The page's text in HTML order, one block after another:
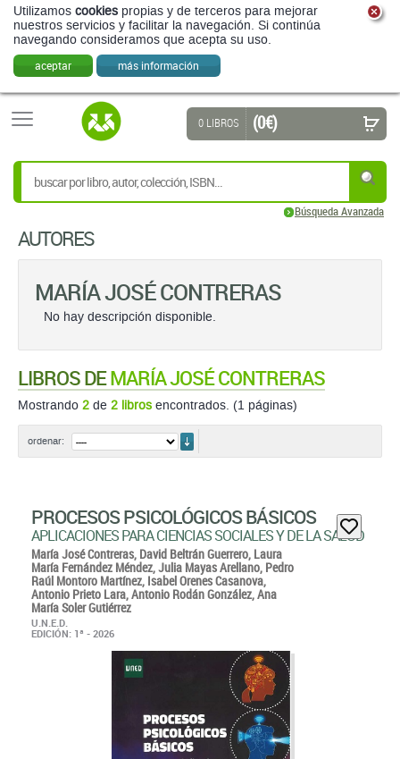
Utilizamos cookies propias y de terceros para mejorar
nuestros servicios y facilitar la navegación. Si continúa
navegando consideramos que acepta su uso.
aceptar más información
Búsqueda Avanzada
0 LIBROS (0 €)
AUTORES
MARÍA JOSÉ CONTRERAS
No hay descripción disponible.
LIBROS DEMARÍA JOSÉ CONTRERAS
Mostrando 2 de 2 libros encontrados. (1 páginas)
ordenar:
PROCESOS PSICOLÓGICOS BÁSICOS
APLICACIONES PARA CIENCIAS SOCIALES Y DE LA SALUD
María José Contreras, David Beltrán Guerrero, Laura
María Fernández Méndez,Julia Mayas Arellano, Pedro
Raúl Montoro Martínez, Isabel Orenes Casanova,
Antonio Prieto Lara,Antonio Rodán González,Ana
María Soler Gutiérrez
U.N.E.D.
EDICIÓN: 1ª - 2026